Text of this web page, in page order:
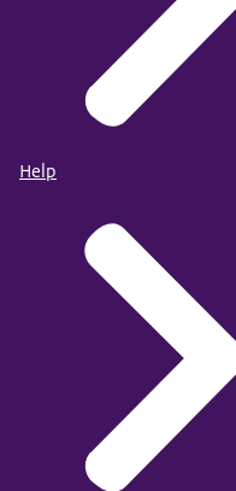
Help